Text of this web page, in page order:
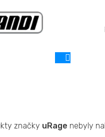
značky uRage nebyly